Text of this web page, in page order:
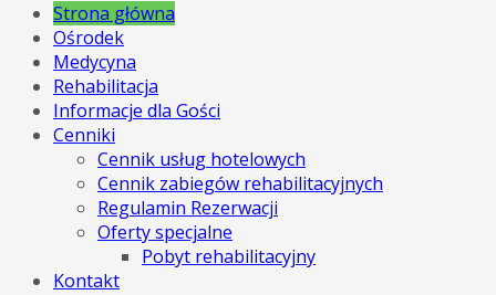
Strona główna
Ośrodek
Medycyna
Rehabilitacja
Informacje dla Gości
Cenniki
Cennik usług hotelowych
Cennik zabiegów rehabilitacyjnych
Regulamin Rezerwacji
Oferty specjalne
Pobyt rehabilitacyjny
Kontakt